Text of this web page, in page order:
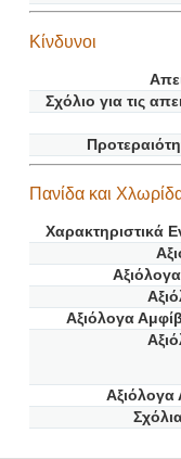
Κίνδυνοι
Σχόλιο για τις
Πανίδα και
Χαρακτηριστικά
Αξιόλογα